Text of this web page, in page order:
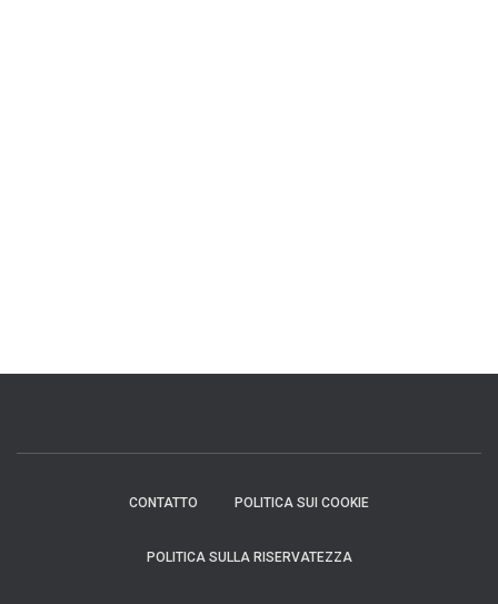
CONTATTO POLITICA SUI COOKIE
POLITICA SULLA RISERVATEZZA